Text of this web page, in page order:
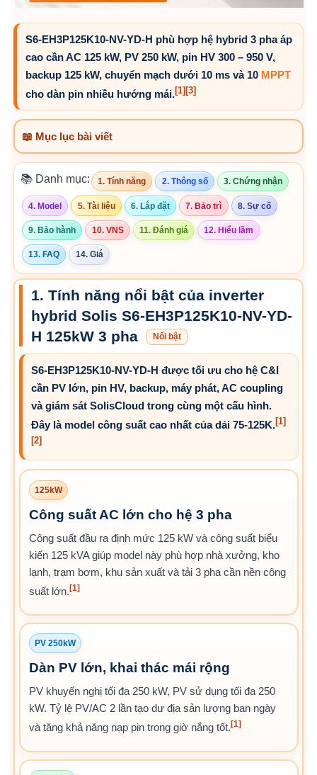
S6-EH3P125K10-NV-YD-H phù hợp hệ hybrid 3 pha áp
cao cần AC 125 kW, PV 250 kW, pin HV 300 – 950 V,
backup 125 kW, chuyển mạch dưới 10 ms và 10 MPPT
cho dàn pin nhiều hướng mái.[1] [3]
📖 Mục lục bài viết
📚 Danh mục: 1. Tính năng 2. Thông số 3. Chứng nhận
4. Model 5. Tài liệu 6. Lắp đặt 7. Bảo trì 8. Sự cố
9. Bảo hành 10. VNS 11. Đánh giá 12. Hiểu lầm
13. FAQ 14. Giá
1. Tính năng nổi bật của inverter
hybrid Solis S6-EH3P125K10-NV-YD-
H 125kW 3 pha
Nổi bật
S6-EH3P125K10-NV-YD-H được tối ưu cho hệ C&I
cần PV lớn, pin HV, backup, máy phát, AC coupling
và giám sát SolisCloud trong cùng một cấu hình.
Đây là model công suất cao nhất của dải 75-125K.[1]
[2]
125kW
Công suất AC lớn cho hệ 3 pha
Công suất đầu ra định mức 125 kW và công suất biểu
kiến 125 kVA giúp model này phù hợp nhà xưởng, kho
lạnh, trạm bơm, khu sản xuất và tải 3 pha cần nền công
suất lớn.[1]
PV 250kW
Dàn PV lớn, khai thác mái rộng
PV khuyến nghị tối đa 250 kW, PV sử dụng tối đa 250
kW. Tỷ lệ PV/AC 2 lần tạo dư địa sản lượng ban ngày
và tăng khả năng nạp pin trong giờ nắng tốt. [1]